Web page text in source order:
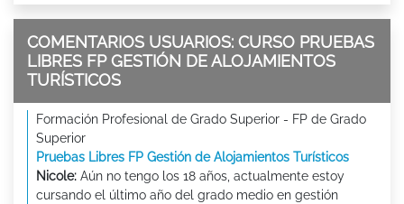
COMENTARIOS USUARIOS: CURSO PRUEBAS
LIBRES FP GESTIÓN DE ALOJAMIENTOS
TURÍSTICOS
Formación Profesional de Grado Superior - FP de Grado
Superior
Pruebas Libres FP Gestión de Alojamientos Turísticos
Nicole: Aún no tengo los 18 años, actualmente estoy
cursando el último año del grado medio en gestión